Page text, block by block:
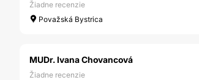
Žiadne recenzie
Považská Bystrica
MUDr. Ivana Chovancová
Žiadne recenzie